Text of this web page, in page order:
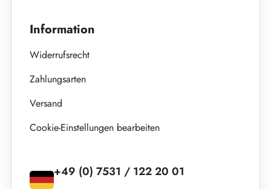
Information
Widerrufsrecht
Zahlungsarten
Versand
Cookie-Einstellungen bearbeiten
+49 (0) 7531 / 122 20 01